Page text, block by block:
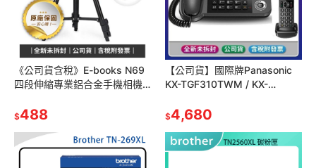
《公司貨含稅》E-books N69
四段伸縮專業鋁合金手機相機
$488
【公司貨】國際牌Panasonic
KX-TGF310TWM / KX-
$4,680